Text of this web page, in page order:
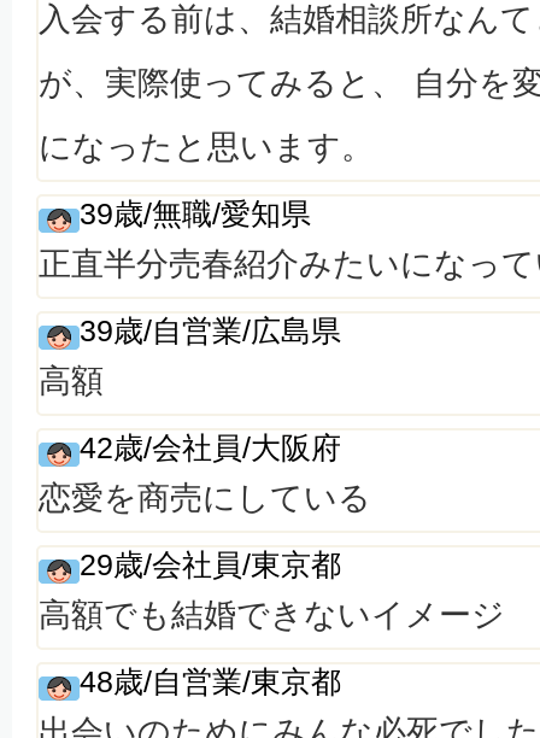
入会する前は、結婚相談所なん
が、実際使ってみると、 自分を
になったと思います。
39歳/無職/愛知県
正直半分売春紹介みたいになっ
39歳/自営業/広島県
高額
42歳/会社員/大阪府
恋愛を商売にしている
29歳/会社員/東京都
高額でも結婚できないイメージ
48歳/自営業/東京都